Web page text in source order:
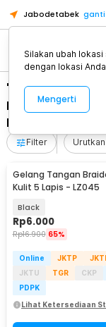
Jabodetabek ganti
"WA 0859
Pasang Pintu
Kab Magelang"
Filter Urutkan
Gelang Tangan
Kulit 5 Lapis - LZ045
Black
Rp6.000
Rp16.900 65%
Online JKTP
JKTU
TGR CKP
PDPK
Lihat Ketersediaan
Silakan ubah
dengan lokasi
Mengerti